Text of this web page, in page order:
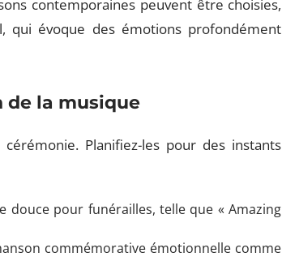
contemporaines peuvent être choisies,
qui évoque des émotions profondément
de la musique
Planifiez-les pour des instants
douce pour funérailles, telle que « Amazing
commémorative émotionnelle comme